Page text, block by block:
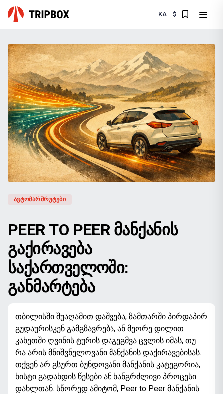
KA $
ᲐᲕᲢᲝᲛᲐᲠᲨᲠᲣᲢᲔᲑᲘ
PEER TO PEER ᲛᲐᲜᲥᲐᲜᲘᲡ
ᲒᲐᲥᲘᲠᲐᲕᲔᲑᲐ
ᲡᲐᲥᲐᲠᲗᲕᲔᲚᲝᲨᲘ:
ᲒᲐᲜᲛᲐᲠᲢᲔᲑᲐ
თბილისში შუაღამით დაშვება, ზამთარში პირდაპირ
გუდაურისკენ გამგზავრება, ან მეორე დილით
კახეთში ღვინის ტურის დაგეგმვა ცვლის იმას, თუ
რა არის მნიშვნელოვანი მანქანის დაქირავებისას.
თქვენ არ გსურთ ბუნდოვანი მანქანის კატეგორია,
ხისტი გადახდის წესები ან ხანგრძლივი პროცესი
დახლთან. სწორედ ამიტომ, Peer to Peer მანქანის